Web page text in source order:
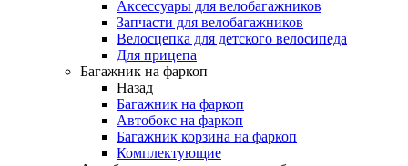
Аксессуары для велобагажников
Запчасти для велобагажников
Велосцепка для детского велосипеда
Для прицепа
Багажник на фаркоп
Назад
Багажник на фаркоп
Автобокс на фаркоп
Багажник корзина на фаркоп
Комплектующие